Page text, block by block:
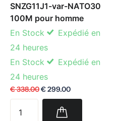
SNZG11J1-var-NATO30
100M pour homme
En Stock
Expédié en
24 heures
En Stock
Expédié en
24 heures
€ 338.00€ 299.00